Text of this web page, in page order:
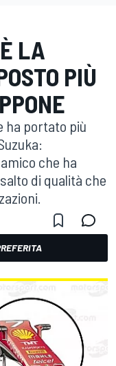
LA
PIÙ
ha portato più
che ha
di qualità che